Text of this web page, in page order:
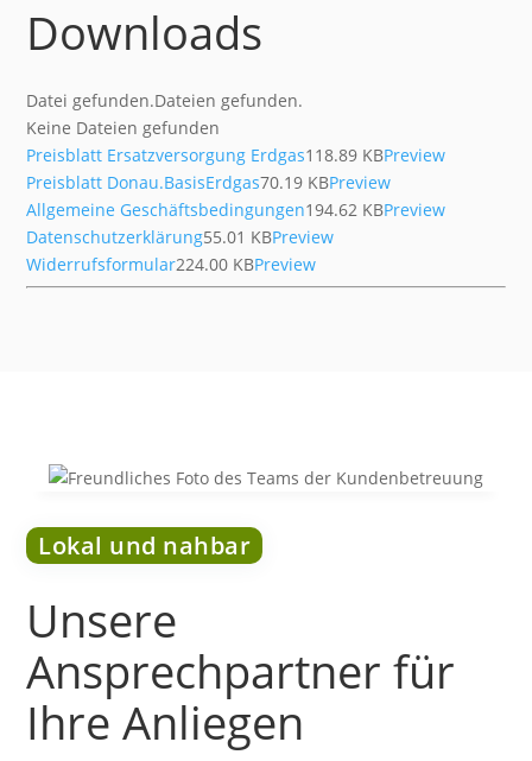
Downloads
Datei gefunden.Dateien gefunden.
Keine Dateien gefunden
Preisblatt Ersatzversorgung Erdgas118.89 KBPreview
Preisblatt Donau.BasisErdgas70.19 KBPreview
Allgemeine Geschäftsbedingungen194.62 KBPreview
Datenschutzerklärung55.01 KBPreview
Widerrufsformular224.00 KBPreview
Lokal und nahbar
Unsere
Ansprechpartner für
Ihre Anliegen